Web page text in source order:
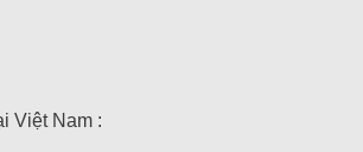
Việt Nam :